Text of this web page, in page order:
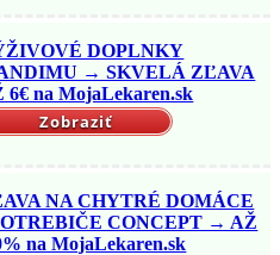
DOPLNKY
→ SKVELÁ ZĽAVA
6€ na MojaLekaren.sk
Zobraziť
NA CHYTRÉ DOMÁCE
CONCEPT → AŽ
na MojaLekaren.sk